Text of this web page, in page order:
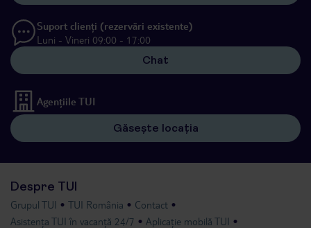
Suport clienți (rezervări existente)
Luni - Vineri 09:00 - 17:00
Chat
Agențiile TUI
Găsește locația
Despre TUI
Grupul TUI TUI România
Contact
Asistența TUI în vacanță 24/7
Aplicație mobilă TUI